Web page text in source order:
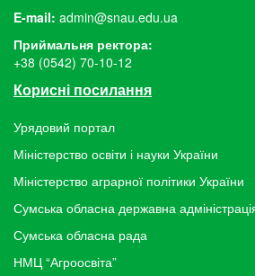
E-mail: admin@snau.edu.ua
Приймальня ректора:
+38 (0542) 70-10-12
Корисні посилання
Урядовий портал
Міністерство освіти і науки України
Міністерство аграрної політики України
Сумська обласна державна
Сумська обласна рада
НМЦ “Агроосвіта”